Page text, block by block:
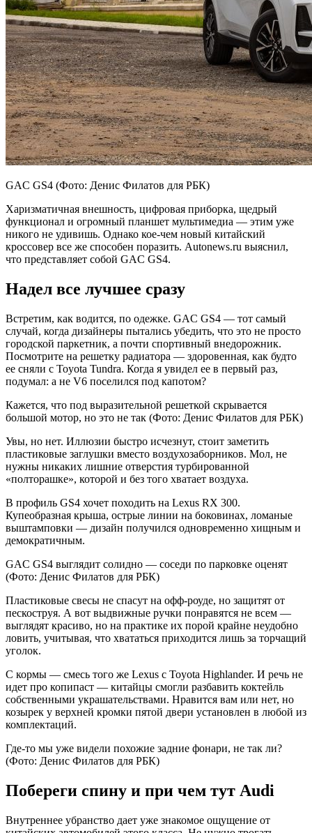
GAC GS4 (Фото: Денис Филатов для РБК)
Харизматичная внешность, цифровая приборка, щедрый
функционал и огромный планшет мультимедиа — этим уже
никого не удивишь. Однако кое-чем новый китайский
кроссовер все же способен поразить. Autonews.ru выяснил,
что представляет собой GAC GS4.
Надел все лучшее сразу
Встретим, как водится, по одежке. GAC GS4 — тот самый
случай, когда дизайнеры пытались убедить, что это не просто
городской паркетник, а почти спортивный внедорожник.
Посмотрите на решетку радиатора — здоровенная, как будто
ее сняли с Toyota Tundra. Когда я увидел ее в первый раз,
подумал: а не V6 поселился под капотом?
Кажется, что под выразительной решеткой скрывается
большой мотор, но это не так (Фото: Денис Филатов для РБК)
Увы, но нет. Иллюзии быстро исчезнут, стоит заметить
пластиковые заглушки вместо воздухозаборников. Мол, не
нужны никаких лишние отверстия турбированной
«полторашке», которой и без того хватает воздуха.
В профиль GS4 хочет походить на Lexus RX 300.
Купеобразная крыша, острые линии на боковинах, ломаные
выштамповки — дизайн получился одновременно хищным и
демократичным.
GAC GS4 выглядит солидно — соседи по парковке оценят
(Фото: Денис Филатов для РБК)
Пластиковые свесы не спасут на офф-роуде, но защитят от
пескоструя. А вот выдвижные ручки понравятся не всем —
выглядят красиво, но на практике их порой крайне неудобно
ловить, учитывая, что хвататься приходится лишь за торчащий
уголок.
С кормы — смесь того же Lexus с Toyota Highlander. И речь не
идет про копипаст — китайцы смогли разбавить коктейль
собственными украшательствами. Нравится вам или нет, но
козырек у верхней кромки пятой двери установлен в любой из
комплектаций.
Где-то мы уже видели похожие задние фонари, не так ли?
(Фото: Денис Филатов для РБК)
Побереги спину и при чем тут Audi
Внутреннее убранство дает уже знакомое ощущение от